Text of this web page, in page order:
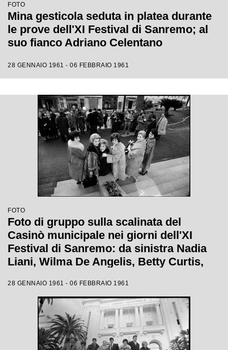
FOTO
Mina gesticola seduta in platea durante
le prove dell'XI Festival di Sanremo; al
suo fianco Adriano Celentano
28 GENNAIO 1961 - 06 FEBBRAIO 1961
FOTO
Foto di gruppo sulla scalinata del
Casinò municipale nei giorni dell'XI
Festival di Sanremo: da sinistra Nadia
Liani, Wilma De Angelis, Betty Curtis,
Mazzetti
28 GENNAIO 1961 - 06 FEBBRAIO 1961